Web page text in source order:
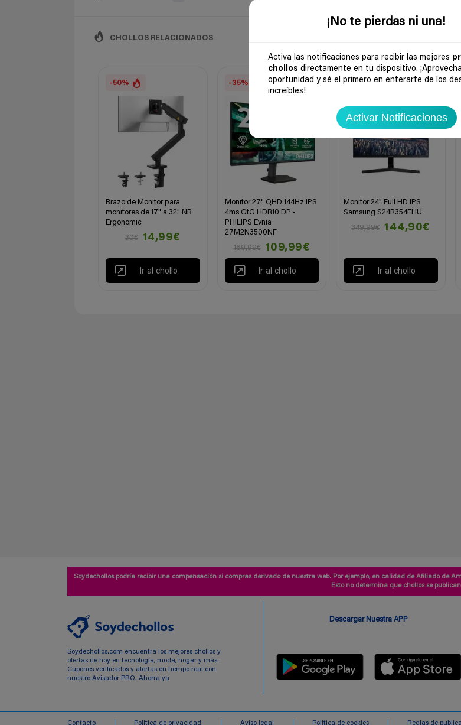
¡No te pierdas ni una!
Activa las notificaciones para recibir las mejores
chollos directamente en tu dispositivo.
oportunidad y sé el primero en enterarte de los
increíbles!
Activar Notificaciones
CHOLLOS RELACIONADOS
-50%
Brazo de Monitor para
monitores de 17" a 32" NB
Ergonomic
30€
14,99€
Ir al chollo
-35%
Monitor 27" QHD 144Hz IPS
4ms GtG HDR10 DP -
PHILIPS Evnia
27M2N3500NF
169,99€
109,99€
Ir al chollo
-59%
Monitor 24" Full HD IPS
Samsung S24R354FHU
349,99€
144,90€
Ir al chollo
Soydechollos podría recibir una compensación si compras derivado de nuestra web. Por ejemplo, en calidad de Afiliado de
Esto no determina que chollos se
Soydechollos.com encuentra los mejores chollos y
ofertas de hoy en tecnología, moda, hogar y más.
Cupones verificados y alertas en tiempo real con
nuestro Avisador PRO. Ahorra ya
Descargar Nuestra APP
Contacto Politica de privacidad Aviso legal Politica de cookies Reglas de